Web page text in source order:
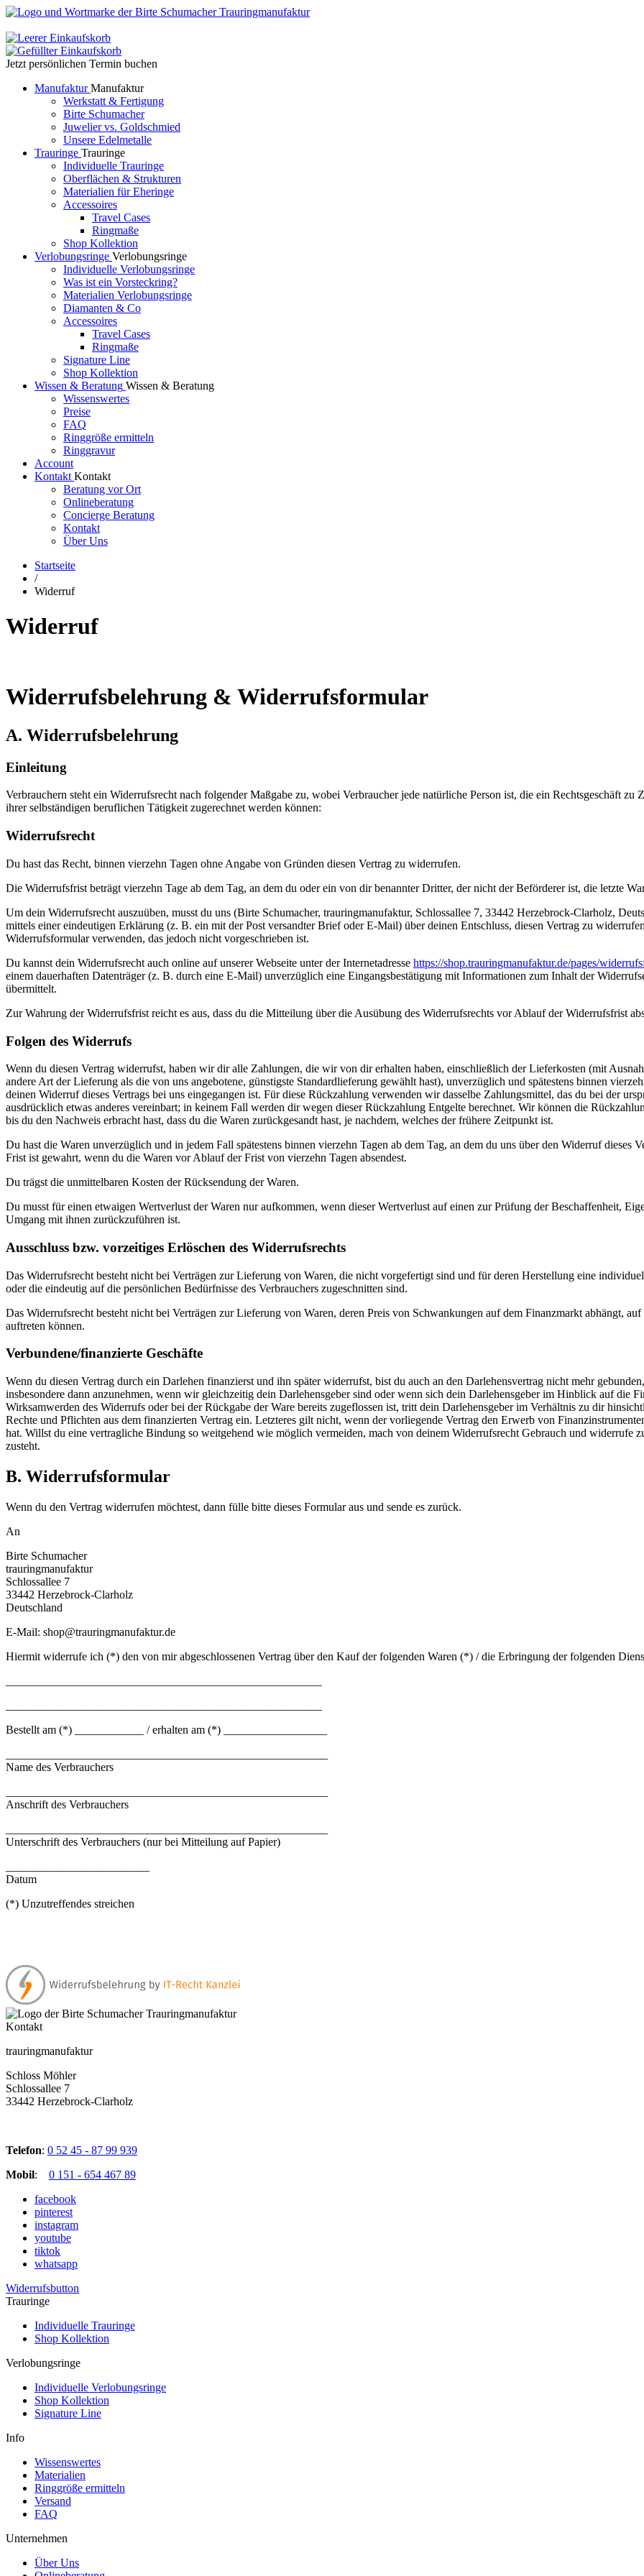
Jetzt persönlichen Termin buchen
Manufaktur Manufaktur
Werkstatt & Fertigung
Birte Schumacher
Juwelier vs. Goldschmied
Unsere Edelmetalle
Trauringe Trauringe
Individuelle Trauringe
Oberflächen & Strukturen
Materialien für Eheringe
Accessoires
Travel Cases
Ringmaße
Shop Kollektion
Verlobungsringe Verlobungsringe
Individuelle Verlobungsringe
Was ist ein Vorsteckring?
Materialien Verlobungsringe
Diamanten & Co
Accessoires
Travel Cases
Ringmaße
Signature Line
Shop Kollektion
Wissen & Beratung Wissen & Beratung
Wissenswertes
Preise
FAQ
Ringgröße ermitteln
Ringgravur
Account
Kontakt Kontakt
Beratung vor Ort
Onlineberatung
Concierge Beratung
Kontakt
Über Uns
Startseite
/
Widerruf
Widerruf
Widerrufsbelehrung & Widerrufsformular
A. Widerrufsbelehrung
Einleitung
Verbrauchern steht ein Widerrufsrecht nach folgender Maßgabe zu, wobei Verbraucher jede natürliche Person ist, die ein Rechtsgeschäft
ihrer selbständigen beruflichen Tätigkeit zugerechnet werden können:
Widerrufsrecht
Du hast das Recht, binnen vierzehn Tagen ohne Angabe von Gründen diesen Vertrag zu widerrufen.
Die Widerrufsfrist beträgt vierzehn Tage ab dem Tag, an dem du oder ein von dir benannter Dritter, der nicht der Beförderer ist, die letzte
Um dein Widerrufsrecht auszuüben, musst du uns (Birte Schumacher, trauringmanufaktur, Schlossallee 7, 33442 Herzebrock-Clarholz,
mittels einer eindeutigen Erklärung (z. B. ein mit der Post versandter Brief oder E-Mail) über deinen Entschluss, diesen Vertrag zu
Widerrufsformular verwenden, das jedoch nicht vorgeschrieben ist.
Du kannst dein Widerrufsrecht auch online auf unserer Webseite unter der Internetadresse https://shop.trauringmanufaktur.de/pages/
einem dauerhaften Datenträger (z. B. durch eine E-Mail) unverzüglich eine Eingangsbestätigung mit Informationen zum Inhalt der
übermittelt.
Zur Wahrung der Widerrufsfrist reicht es aus, dass du die Mitteilung über die Ausübung des Widerrufsrechts vor Ablauf der Widerrufsfrist
Folgen des Widerrufs
Wenn du diesen Vertrag widerrufst, haben wir dir alle Zahlungen, die wir von dir erhalten haben, einschließlich der Lieferkosten (mit
andere Art der Lieferung als die von uns angebotene, günstigste Standardlieferung gewählt hast), unverzüglich und spätestens binnen
deinen Widerruf dieses Vertrags bei uns eingegangen ist. Für diese Rückzahlung verwenden wir dasselbe Zahlungsmittel, das du bei der
ausdrücklich etwas anderes vereinbart; in keinem Fall werden dir wegen dieser Rückzahlung Entgelte berechnet. Wir können die
bis du den Nachweis erbracht hast, dass du die Waren zurückgesandt hast, je nachdem, welches der frühere Zeitpunkt ist.
Du hast die Waren unverzüglich und in jedem Fall spätestens binnen vierzehn Tagen ab dem Tag, an dem du uns über den Widerruf dieses
Frist ist gewahrt, wenn du die Waren vor Ablauf der Frist von vierzehn Tagen absendest.
Du trägst die unmittelbaren Kosten der Rücksendung der Waren.
Du musst für einen etwaigen Wertverlust der Waren nur aufkommen, wenn dieser Wertverlust auf einen zur Prüfung der Beschaffenheit,
Umgang mit ihnen zurückzuführen ist.
Ausschluss bzw. vorzeitiges Erlöschen des Widerrufsrechts
Das Widerrufsrecht besteht nicht bei Verträgen zur Lieferung von Waren, die nicht vorgefertigt sind und für deren Herstellung eine
oder die eindeutig auf die persönlichen Bedürfnisse des Verbrauchers zugeschnitten sind.
Das Widerrufsrecht besteht nicht bei Verträgen zur Lieferung von Waren, deren Preis von Schwankungen auf dem Finanzmarkt abhängt,
auftreten können.
Verbundene/finanzierte Geschäfte
Wenn du diesen Vertrag durch ein Darlehen finanzierst und ihn später widerrufst, bist du auch an den Darlehensvertrag nicht mehr
insbesondere dann anzunehmen, wenn wir gleichzeitig dein Darlehensgeber sind oder wenn sich dein Darlehensgeber im Hinblick auf die
Wirksamwerden des Widerrufs oder bei der Rückgabe der Ware bereits zugeflossen ist, tritt dein Darlehensgeber im Verhältnis zu dir
Rechte und Pflichten aus dem finanzierten Vertrag ein. Letzteres gilt nicht, wenn der vorliegende Vertrag den Erwerb von
hat. Willst du eine vertragliche Bindung so weitgehend wie möglich vermeiden, mach von deinem Widerrufsrecht Gebrauch und widerrufe
zusteht.
B. Widerrufsformular
Wenn du den Vertrag widerrufen möchtest, dann fülle bitte dieses Formular aus und sende es zurück.
An
Birte Schumacher
trauringmanufaktur
Schlossallee 7
33442 Herzebrock-Clarholz
Deutschland
E-Mail: shop@trauringmanufaktur.de
Hiermit widerrufe ich (*) den von mir abgeschlossenen Vertrag über den Kauf der folgenden Waren (*) / die Erbringung der folgenden
Bestellt am (*) ____________ / erhalten am (*) __________________
Name des Verbrauchers
Anschrift des Verbrauchers
Unterschrift des Verbrauchers (nur bei Mitteilung auf Papier)
Datum
(*) Unzutreffendes streichen
Kontakt
trauringmanufaktur
Schloss Möhler
Schlossallee 7
33442 Herzebrock-Clarholz
Telefon: 0 52 45 - 87 99 939
Mobil: 0 151 - 654 467 89
facebook
pinterest
instagram
youtube
tiktok
whatsapp
Widerrufsbutton
Trauringe
Individuelle Trauringe
Shop Kollektion
Verlobungsringe
Individuelle Verlobungsringe
Shop Kollektion
Signature Line
Info
Wissenswertes
Materialien
Ringgröße ermitteln
Versand
FAQ
Unternehmen
Über Uns